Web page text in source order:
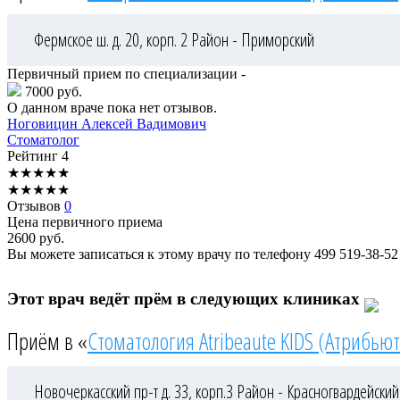
Фермское ш. д. 20, корп. 2 Район - Приморский
Первичный прием по специализации -
7000 руб.
О данном враче пока нет отзывов.
Ноговицин Алексей Вадимович
Стоматолог
Рейтинг 4
★★★★★
★★★★★
Отзывов 0
Цена первичного приема
2600 руб.
Вы можете записаться к этому врачу по телефону 499 519-38-52
Этот врач ведёт прём в следующих клиниках
Приём в «Стоматология Atribeaute KIDS
Новочеркасский пр-т д. 33, корп.3 Район - Красногвардейский